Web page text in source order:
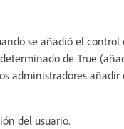
se añadió el control
de True
administradores añadir
del usuario.